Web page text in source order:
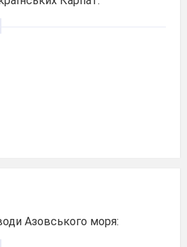
Азовського моря: